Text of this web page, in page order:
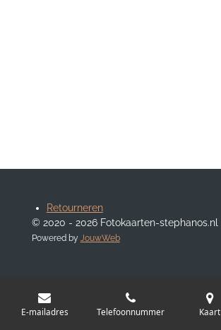
Retourneren
© 2020 - 2026 Fotokaarten-stephanos.nl
Powered by JouwWeb
E-mailadres Telefoonnummer Kaart